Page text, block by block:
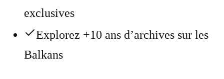
exclusives
Explorez +10 ans d’archives sur les
Balkans